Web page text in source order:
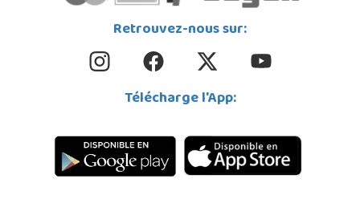
Retrouvez-nous sur:
Télécharge l'App: